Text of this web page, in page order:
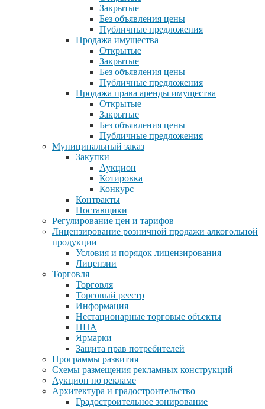
Закрытые
Без объявления цены
Публичные предложения
Продажа имущества
Открытые
Закрытые
Без объявления цены
Публичные предложения
Продажа права аренды имущества
Открытые
Закрытые
Без объявления цены
Публичные предложения
Муниципальный заказ
Закупки
Аукцион
Котировка
Конкурс
Контракты
Поставщики
Регулирование цен и тарифов
Лицензирование розничной продажи алкогольной
продукции
Условия и порядок лицензирования
Лицензии
Торговля
Торговля
Торговый реестр
Информация
Нестационарные торговые объекты
НПА
Ярмарки
Защита прав потребителей
Программы развития
Схемы размещения рекламных конструкций
Аукцион по рекламе
Архитектура и градостроительство
Градостроительное зонирование